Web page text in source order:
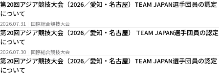
第20回アジア競技大会（2026／愛知・名古屋）TEAM JAPAN選手団員の認定
について
2026.07.31 国際総合競技大会
第20回アジア競技大会（2026／愛知・名古屋） TEAM JAPAN選手団員の認定
について
2026.07.30 国際総合競技大会
第20回アジア競技大会（2026／愛知・名古屋）TEAM JAPAN選手団員の認定
について